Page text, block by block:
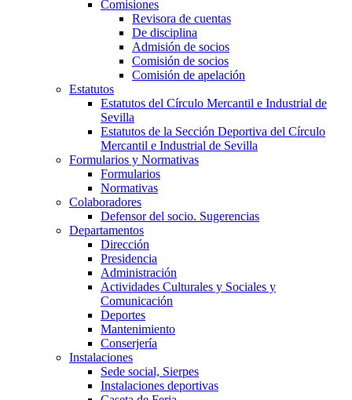
Comisiones
Revisora de cuentas
De disciplina
Admisión de socios
Comisión de socios
Comisión de apelación
Estatutos
Estatutos del Círculo Mercantil e Industrial de
Sevilla
Estatutos de la Sección Deportiva del Círculo
Mercantil e Industrial de Sevilla
Formularios y Normativas
Formularios
Normativas
Colaboradores
Defensor del socio. Sugerencias
Departamentos
Dirección
Presidencia
Administración
Actividades Culturales y Sociales y
Comunicación
Deportes
Mantenimiento
Conserjería
Instalaciones
Sede social, Sierpes
Instalaciones deportivas